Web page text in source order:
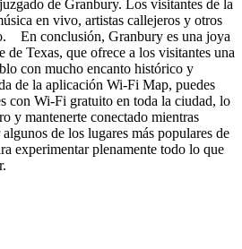
de Granbury. Los visitantes de la
en vivo, artistas callejeros y otros
En conclusión, Granbury es una joya
de Texas, que ofrece a los visitantes una
con mucho encanto histórico y
de la aplicación Wi-Fi Map, puedes
con Wi-Fi gratuito en toda la ciudad, lo
y mantenerte conectado mientras
de los lugares más populares de
experimentar plenamente todo lo que